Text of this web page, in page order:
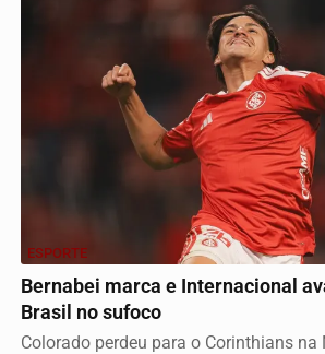
ESPORTE
Bernabei marca e Internacional
Brasil no sufoco
Colorado perdeu para o Corinthians na